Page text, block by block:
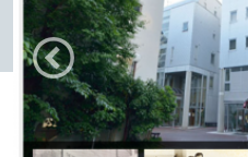
の給与は、担当授業のコマ数によって
大きく変動します。なお、一般的な給
与相場は1コマ（45分または90分）あ
たり2,000円～4,000円程度で、教育
機関や地域によって差があります。例
えば、1コマ90分3,000円の場合、1日